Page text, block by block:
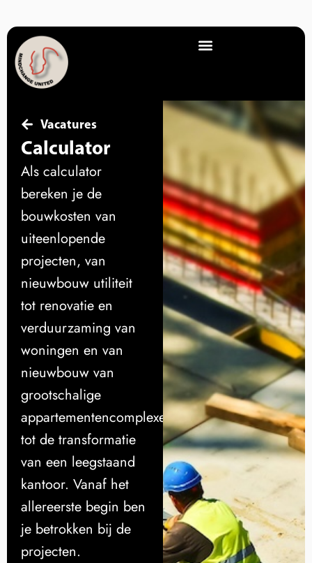
Vacatures
Calculator
Als calculator
bereken je de
bouwkosten van
uiteenlopende
projecten, van
nieuwbouw utiliteit
tot renovatie en
verduurzaming van
woningen en van
nieuwbouw van
grootschalige
appartementencomplexen
tot de transformatie
van een leegstaand
kantoor. Vanaf het
allereerste begin ben
je betrokken bij de
projecten.